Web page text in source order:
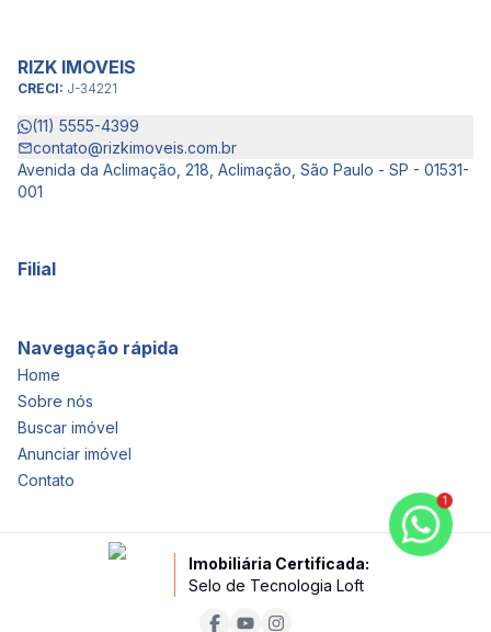
RIZK IMOVEIS
CRECI: J-34221
(11) 5555-4399
contato@rizkimoveis.com.br
Avenida da Aclimação, 218, Aclimação, São Paulo - SP - 01531-
001
Filial
Navegação rápida
Home
Sobre nós
Buscar imóvel
Anunciar imóvel
Contato
Imobiliária Certificada:
Selo de Tecnologia Loft
1